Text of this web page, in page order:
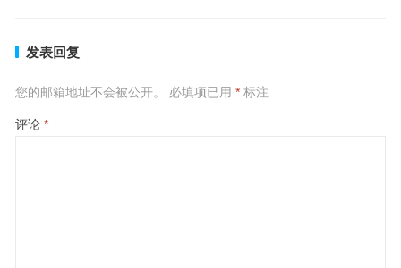
发表回复
您的邮箱地址不会被公开。 必填项已用 *标注
评论 *